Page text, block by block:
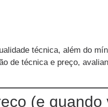
técnica, além do
de técnica e preço,
(e quando